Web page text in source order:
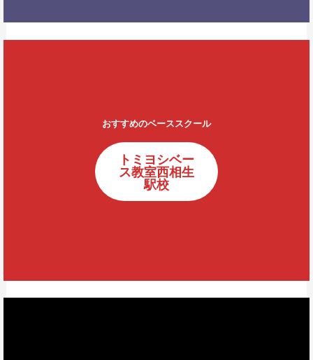
おすすめのベーススクール
トミヨシベー
ス教室西相生
駅校